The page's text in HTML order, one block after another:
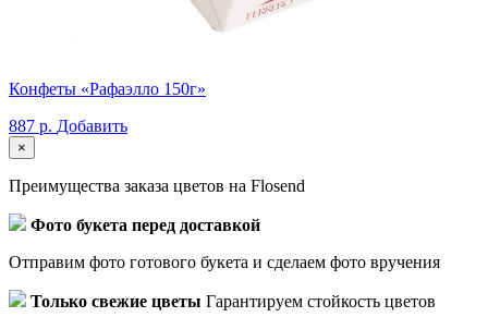
Конфеты «Рафаэлло 150г»
887 р. Добавить
×
Преимущества заказа цветов на Flosend
Фото букета перед доставкой
Отправим фото готового букета и сделаем фото вручения
Только свежие цветы Гарантируем стойкость цветов